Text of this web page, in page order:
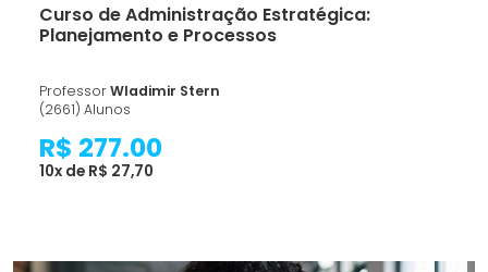
Curso de Administração Estratégica:
Planejamento e Processos
ProfessorWladimir Stern
(2661) Alunos
R$ 277.00
10x de R$ 27,70